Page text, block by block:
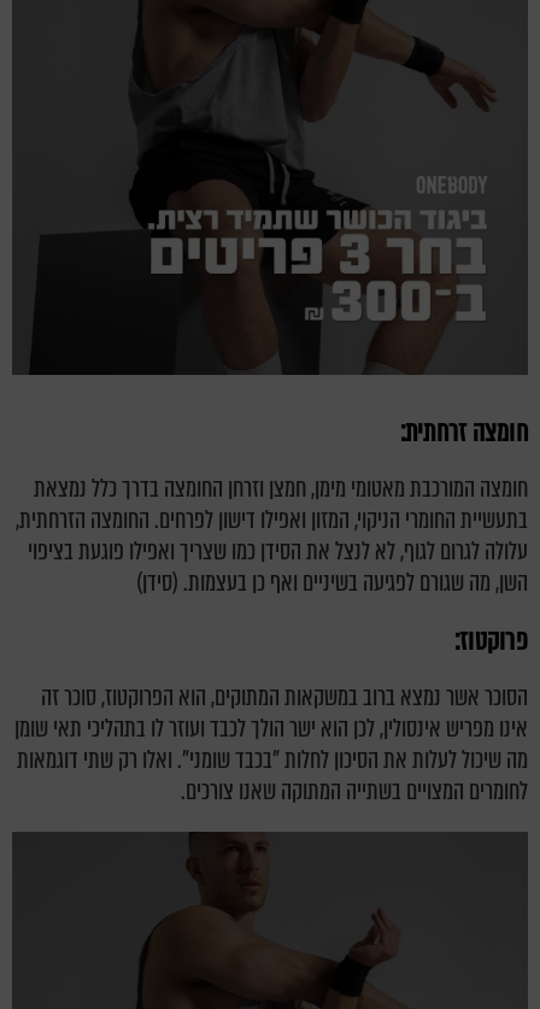
חומצה זרחתית:
חומצה המורכבת מאטומי מימן, חמצן וזרחן החומצה בדרך כלל נמצאת
בתעשיית החומרי הניקוי, המזון ואפילו דישון לפרחים. החומצה הזרחתית,
עלולה לגרום לגוף, לא לנצל את הסידן כמו שצריך ואפילו פוגעת בציפוי
השן, מה שגורם לפגיעה בשיניים ואף כן בעצמות. (סידן)
פרוקטוז:
הסוכר אשר נמצא ברוב במשקאות המתוקים, הוא הפרוקטוז, סוכר זה
אינו מפריש אינסולין, לכן הוא ישר הולך לכבד ועוזר לו בתהליכי תאי שומן
מה שיכול לעלות את הסיכון לחלות "בכבד שומני". ואלו רק שתי דוגמאות
לחומרים המצויים בשתייה המתוקה שאנו צורכים.